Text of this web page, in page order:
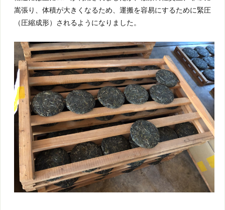
嵩張り、体積が大きくなるため、運搬を容易にするために緊圧
（圧縮成形）されるようになりました。